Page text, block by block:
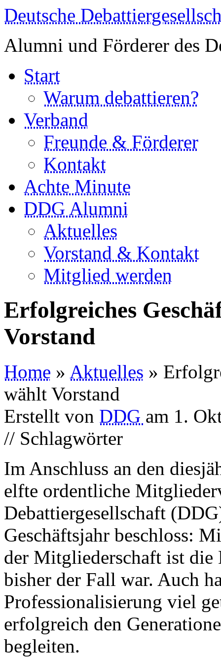
Deutsche
Alumni und Förderer des
Start
Warum debattieren?
Verband
Freunde & Förderer
Kontakt
Achte Minute
DDG Alumni
Aktuelles
Vorstand & Kontakt
Mitglied werden
Erfolgreiches
Vorstand
Home » Aktuelles »
wählt Vorstand
Erstellt von DDG am 1.
// Schlagwörter
Im Anschluss an den
elfte ordentliche
Debattiergesellschaft
Geschäftsjahr beschloss:
der Mitgliederschaft ist die
bisher der Fall war. Auch
Professionalisierung viel
erfolgreich den
begleiten.